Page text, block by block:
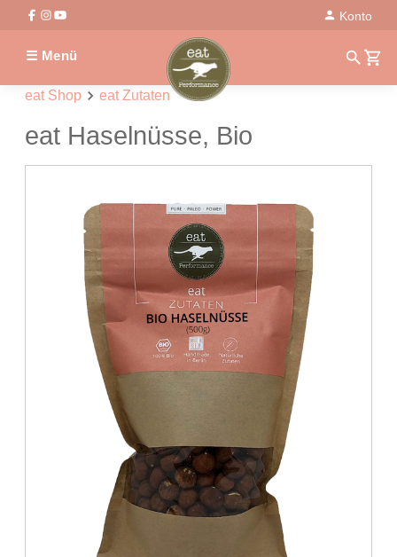
Konto
☰ Menü
eat Shop eat Zutaten
eat Haselnüsse, Bio